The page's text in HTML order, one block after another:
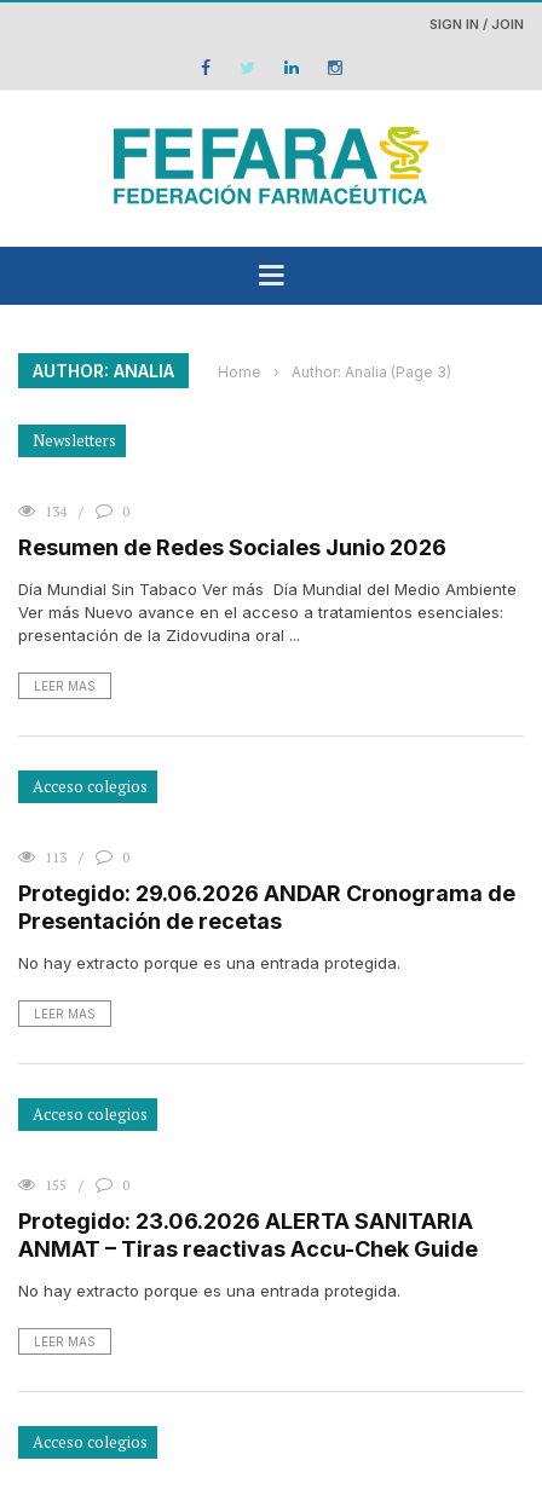
SIGN IN / JOIN
AUTHOR: ANALIA Home › Author: Analia (Page 3)
Newsletters
134 0
Resumen de Redes Sociales Junio 2026
Día Mundial Sin Tabaco Ver más Día Mundial del Medio Ambiente
Ver más Nuevo avance en el acceso a tratamientos esenciales:
presentación de la Zidovudina oral ...
LEER MAS
Acceso colegios
113 0
Protegido: 29.06.2026 ANDAR Cronograma de
Presentación de recetas
No hay extracto porque es una entrada protegida.
LEER MAS
Acceso colegios
155 0
Protegido: 23.06.2026 ALERTA SANITARIA
ANMAT – Tiras reactivas Accu-Chek Guide
No hay extracto porque es una entrada protegida.
LEER MAS
Acceso colegios